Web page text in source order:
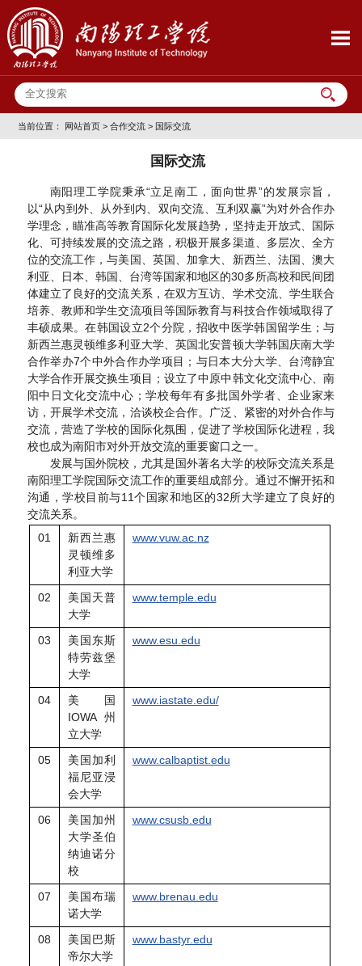
当前位置： 网站首页 >合作交流 > 国际交流
国际交流
南阳理工学院秉承“立足南工，面向世界”的发展宗旨，
以“从内到外、从外到内、双向交流、互利双赢”为对外合作办
学理念，瞄准高等教育国际化发展趋势，坚持走开放式、国际
化、可持续发展的交流之路，积极开展多渠道、多层次、全方
位的交流工作，与美国、英国、加拿大、新西兰、法国、澳大
利亚、日本、韩国、台湾等国家和地区的30多所高校和民间团
体建立了良好的交流关系，在双方互访、学术交流、学生联合
培养、教师和学生交流项目等国际教育与科技合作领域取得了
丰硕成果。在韩国设立2个分院，招收中医学韩国留学生；与
新西兰惠灵顿维多利亚大学、英国北安普顿大学韩国庆南大学
合作举办7个中外合作办学项目；与日本大分大学、台湾静宜
大学合作开展交换生项目；设立了中原中韩文化交流中心、南
阳中日文化交流中心；学校每年有多批国外学者、企业家来
访，开展学术交流，洽谈校企合作。广泛、紧密的对外合作与
交流，营造了学校的国际化氛围，促进了学校国际化进程，我
校也成为南阳市对外开放交流的重要窗口之一。
发展与国外院校，尤其是国外著名大学的校际交流关系是
南阳理工学院国际交流工作的重要组成部分。通过不懈开拓和
沟通，学校目前与11个国家和地区的32所大学建立了良好的
交流关系。
01
新西兰惠
灵顿维多
利亚大学
www.vuw.ac.nz
02
美国天普
大学
www.temple.edu
03
美国东斯
特劳兹堡
大学
www.esu.edu
04
美国
IOWA州
立大学
www.iastate.edu/
05
美国加利
福尼亚浸
会大学
www.calbaptist.edu
06
美国加州
大学圣伯
纳迪诺分
校
www.csusb.edu
07
美国布瑞
诺大学
www.brenau.edu
08
美国巴斯
帝尔大学
www.bastyr.edu